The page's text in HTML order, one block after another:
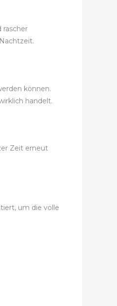
rascher
können.
handelt.
Zeit erneut
um die volle